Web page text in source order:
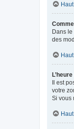
Haut
Dans le
des
Haut
Il est
votre
Si vous
Haut